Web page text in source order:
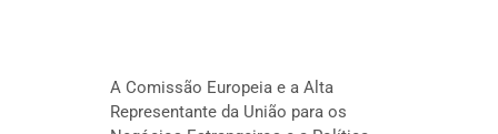
A Comissão Europeia e a Alta
Representante da União para os